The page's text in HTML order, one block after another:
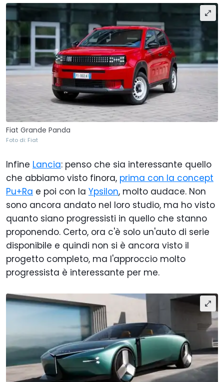
Fiat Grande Panda
Foto di: Fiat
Infine Lancia: penso che sia interessante quello
che abbiamo visto finora, prima con la concept
Pu+Ra e poi con la Ypsilon, molto audace. Non
sono ancora andato nel loro studio, ma ho visto
quanto siano progressisti in quello che stanno
proponendo. Certo, ora c'è solo un'auto di serie
disponibile e quindi non si è ancora visto il
progetto completo, ma l'approccio molto
progressista è interessante per me.